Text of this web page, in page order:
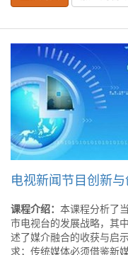
电视新闻节目创新与
课程介绍： 本课程分析了
市电视台的发展战略，其
述了媒介融合的收获与启
求；传统媒体必须借鉴新